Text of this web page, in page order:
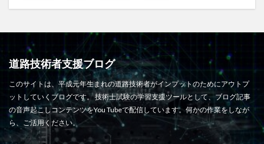
道路技術者支援ブログ
このサイトは、平成元年生まれの道路技術者がインプットのためにアウトプ
ットしていくブログです。 技術士試験の学習支援ツールとして、ブログ記事
の音声起こしコンテンツをYou Tubeで配信しています。何かの作業をしなが
ら、ご活用ください。